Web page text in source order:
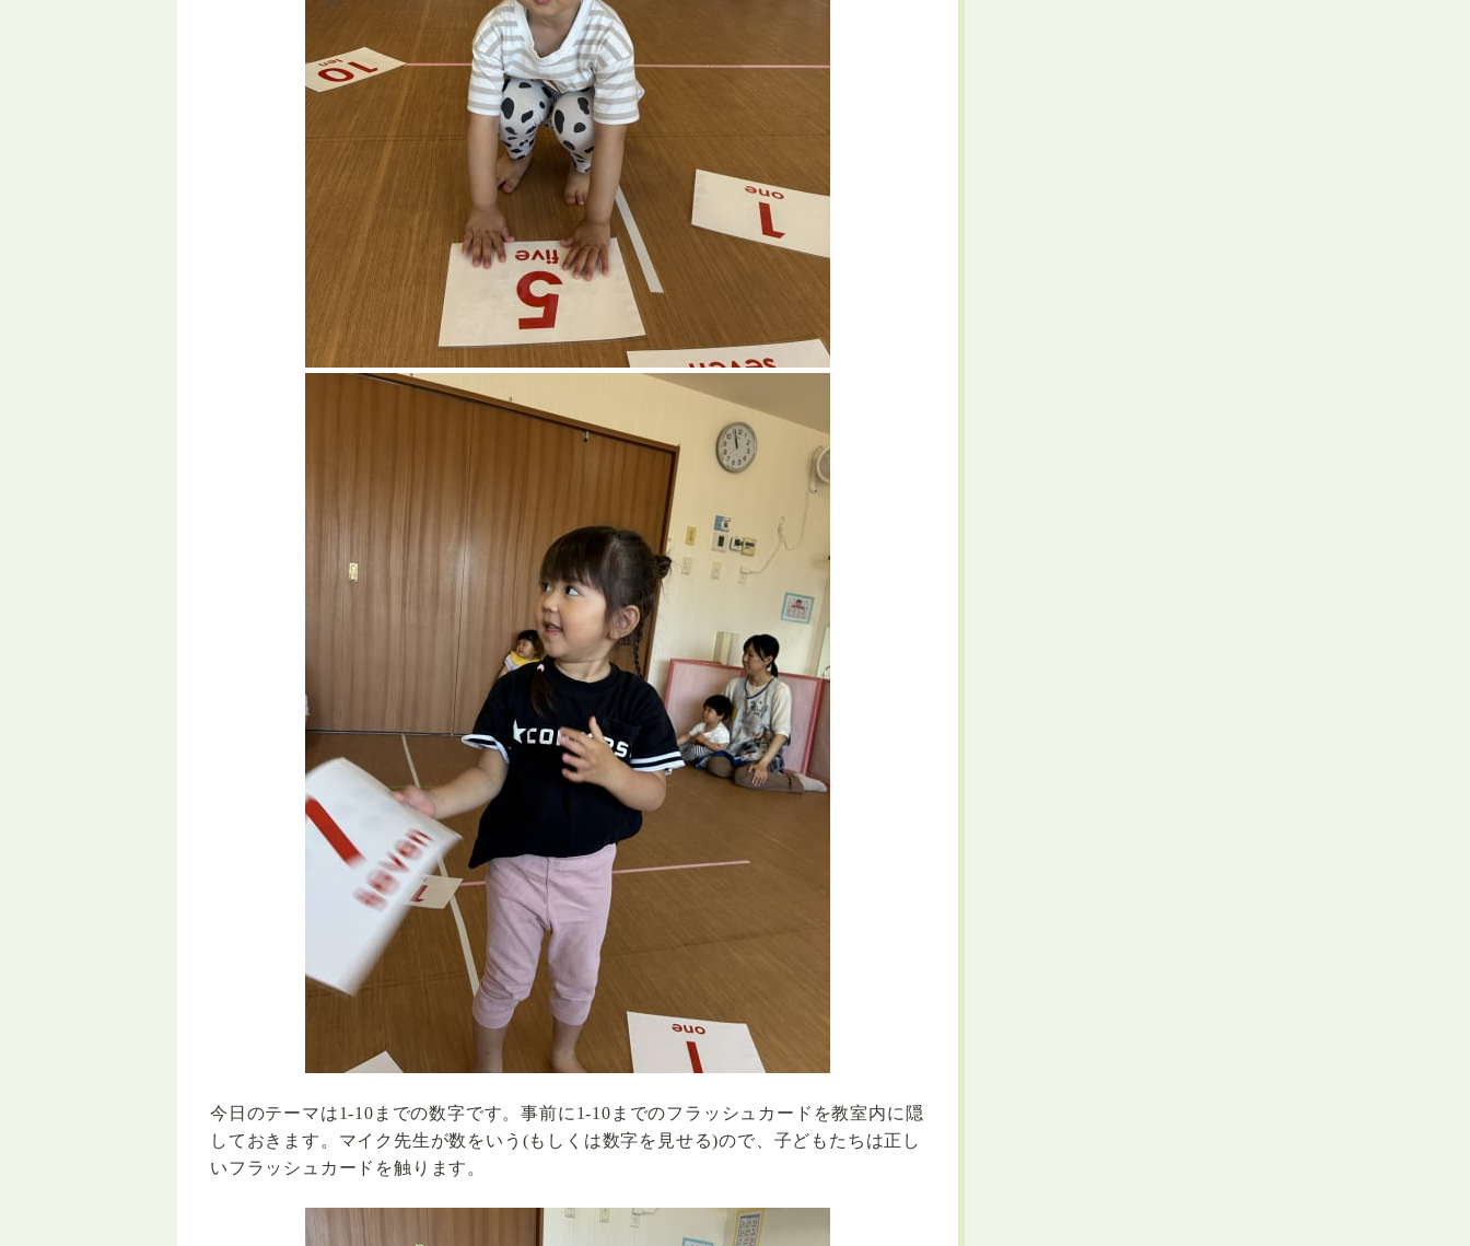
今日のテーマは1-10 までの数字です。事前に 1-10 までのフラッシュカードを教室内に隠
しておきます。マイク先生が数をいう (もしくは数字を見せる)ので、子どもたちは正し
いフラッシュカードを触ります。